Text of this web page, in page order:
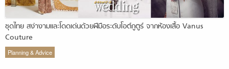
ชุดไทย สง่างามและโดดเด่นด้วยฝีมือระดับโอต์กูตูร์ จากห้องเสื้อ Vanus
Couture
Planning & Advice